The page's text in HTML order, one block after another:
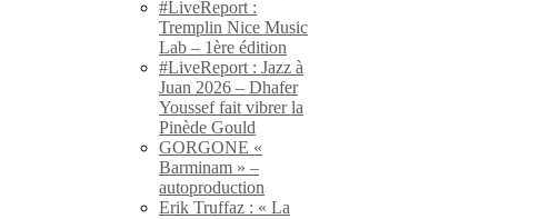
#LiveReport :
Tremplin Nice Music
Lab – 1ère édition
#LiveReport : Jazz à
Juan 2026 – Dhafer
Youssef fait vibrer la
Pinède Gould
GORGONE «
Barminam » –
autoproduction
Erik Truffaz : « La